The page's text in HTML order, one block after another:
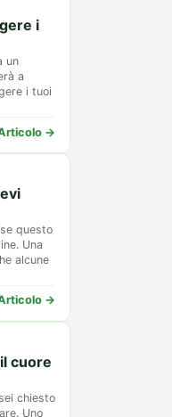
i
un
a
i tuoi
→
questo
Una
alcune
→
cuore
chiesto
Uno